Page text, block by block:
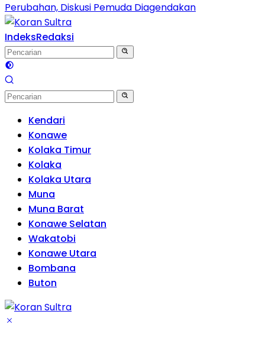
Perubahan, Diskusi Pemuda Diagendakan
IndeksRedaksi
Kendari
Konawe
Kolaka Timur
Kolaka
Kolaka Utara
Muna
Muna Barat
Konawe Selatan
Wakatobi
Konawe Utara
Bombana
Buton